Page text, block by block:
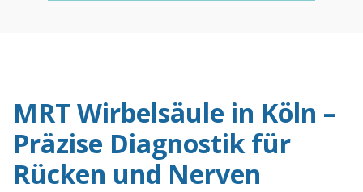
MRT Wirbelsäule in Köln –
Präzise Diagnostik für
Rücken und Nerven